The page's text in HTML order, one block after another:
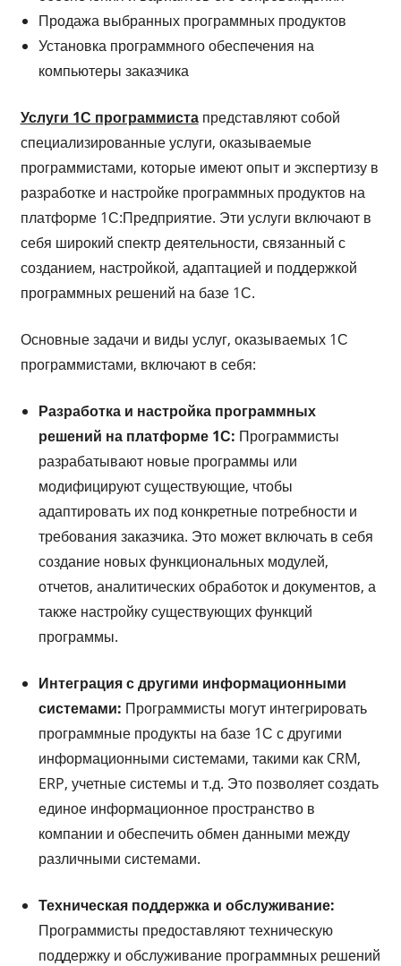
Продажа выбранных программных продуктов
Установка программного обеспечения на
компьютеры заказчика
Услуги 1С программистапредставляют собой
специализированные услуги, оказываемые
программистами, которые имеют опыт и экспертизу в
разработке и настройке программных продуктов на
платформе 1С:Предприятие. Эти услуги включают в
себя широкий спектр деятельности, связанный с
созданием, настройкой, адаптацией и поддержкой
программных решений на базе 1С.
Основные задачи и виды услуг, оказываемых 1С
программистами, включают в себя:
Разработка и настройка программных
решений на платформе 1С: Программисты
разрабатывают новые программы или
модифицируют существующие, чтобы
адаптировать их под конкретные потребности и
требования заказчика. Это может включать в себя
создание новых функциональных модулей,
отчетов, аналитических обработок и документов, а
также настройку существующих функций
программы.
Интеграция с другими информационными
системами: Программисты могут интегрировать
программные продукты на базе 1С с другими
информационными системами, такими как CRM,
ERP, учетные системы и т.д. Это позволяет создать
единое информационное пространство в
компании и обеспечить обмен данными между
различными системами.
Техническая поддержка и обслуживание:
Программисты предоставляют техническую
поддержку и обслуживание программных решений